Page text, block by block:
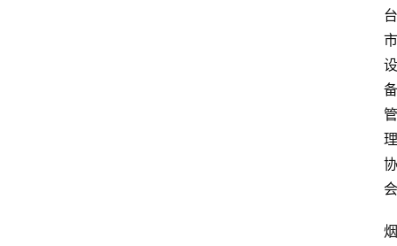
台
市
设
备
管
理
协
会
烟